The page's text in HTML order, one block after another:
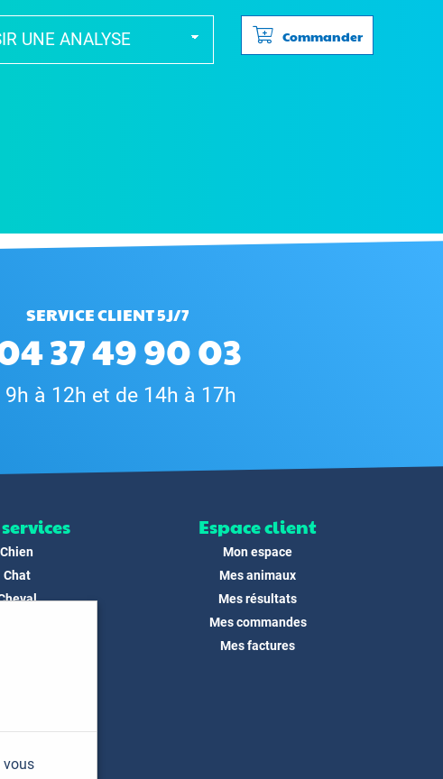
Commander
SERVICE CLIENT 5J/7
37 49 90 03
9h à 12h et de 14h à 17h
Chien
Chat
FAQ
Espace client
Mon espace
Mes animaux
Mes résultats
Mes commandes
Mes factures
vous